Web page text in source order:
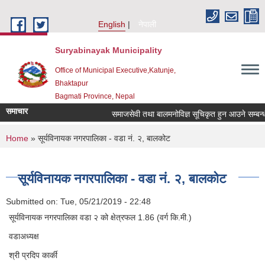
English
नेपाली
Suryabinayak Municipality
Office of Municipal Executive,Katunje,
Bhaktapur
Bagmati Province, Nepal
समाचार समाजसेवी तथा बालमनोविज्ञ सूचिकृत हुन आउने सम्बन्धी
You are here
Home » सूर्यविनायक नगरपालिका - वडा नं. २, बालकोट
सूर्यविनायक नगरपालिका - वडा नं. २, बालकोट
Submitted on: Tue, 05/21/2019 - 22:48
सूर्यविनायक नगरपालिका वडा २ को क्षेत्रफल 1.86 (वर्ग कि.मी.)
वडाअध्यक्ष
श्री प्रदिप कार्की